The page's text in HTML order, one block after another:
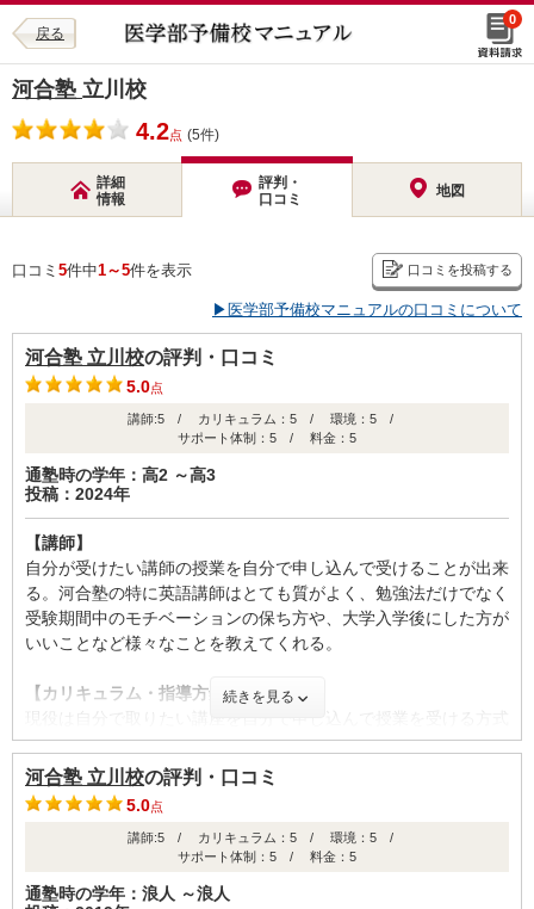
戻る
0
河合塾 立川校
4.2点 (5件)
詳細
情報
評判・
口コミ
地図
口コミ 5件中1～5件を表示 口コミを投稿する
▶医学部予備校マニュアルの口コミについて
河合塾 立川校の評判・口コミ
5.0点
講師:5 / カリキュラム：5 / 環境：5 /
サポート体制：5 / 料金：5
通塾時の学年：高2 ～高3
投稿：2024年
【講師】
自分が受けたい講師の授業を自分で申し込んで受けることが出来
る。河合塾の特に英語講師はとても質がよく、勉強法だけでなく
受験期間中のモチベーションの保ち方や、大学入学後にした方が
いいことなど様々なことを教えてくれる。
【カリキュラム・指導方針・授業内容】
になっている。1学期、夏期、2学期、冬期、3学期、春期に分か
れている。毎週どの時間に何の科目があるのかスマホで簡単に確
認でき、直ぐに授業を申し込めるのは良い点だと思う
【校舎内外の環境について（自習室、交通の便、治安、立地な
授業で使っていない教室は基本的に自習室としてつか事が出来
続きを見る
河合塾 立川校の評判・口コミ
5.0点
講師:5 / カリキュラム：5 / 環境：5 /
サポート体制：5 / 料金：5
通塾時の学年：浪人 ～浪人